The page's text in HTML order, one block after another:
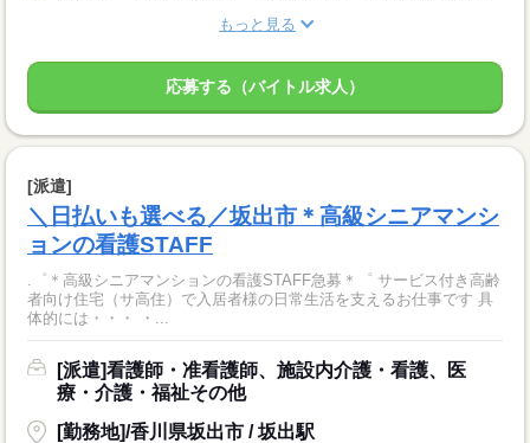
もっと見る
応募する（バイトル求人）
[派遣]
＼日払いも選べる／坂出市＊高級シニアマンシ
ョンの看護STAFF
.゜＊高級シニアマンションの看護STAFF急募＊゜ サービス付き高齢
者向け住宅（サ高住）で入居者様の日常生活を支えるお仕事です 具
体的には・・・ ・...
[派遣]看護師・准看護師、施設内介護・看護、医
療・介護・福祉その他
[勤務地]/香川県坂出市 / 坂出駅